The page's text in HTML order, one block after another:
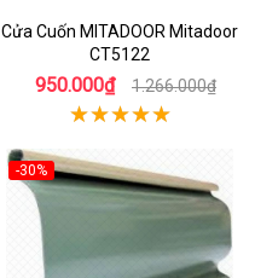
Cửa Cuốn MITADOOR Mitadoor
CT5122
950.000₫ 1.266.000₫
-30%